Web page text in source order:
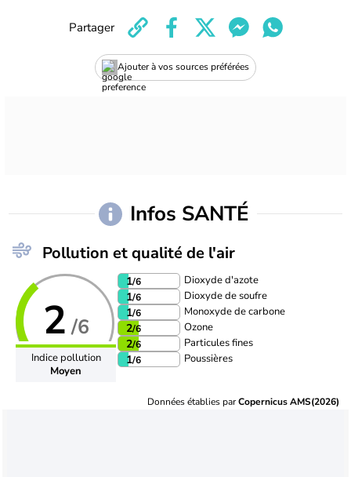
Ajouter à vos sources préférées
Partager
Infos SANTÉ
Pollution et qualité de l'air
2 /6
Indice pollution
Moyen
1/6 Dioxyde d'azote
1/6 Dioxyde de soufre
1/6 Monoxyde de carbone
2/6 Ozone
2/6 Particules fines
1/6 Poussières
Données établies parCopernicus AMS(2026)